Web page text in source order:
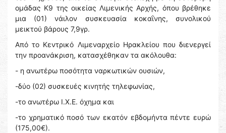
ομάδας Κ9 της οικείας Λιμενικής Αρχής, όπου βρέθηκε
μια (01) νάιλον συσκευασία κοκαΐνης, συνολικού
μεικτού βάρους 7,9γρ.
Από το Κεντρικό Λιμεναρχείο Ηρακλείου που διενεργεί
την προανάκριση, κατασχέθηκαν τα ακόλουθα:
- η ανωτέρω ποσότητα ναρκωτικών ουσιών,
-δύο (02) συσκευές κινητής τηλεφωνίας,
-το ανωτέρω Ι.Χ.Ε. όχημα και
-το χρηματικό ποσό των εκατόν εβδομήντα πέντε ευρώ
(175,00€).